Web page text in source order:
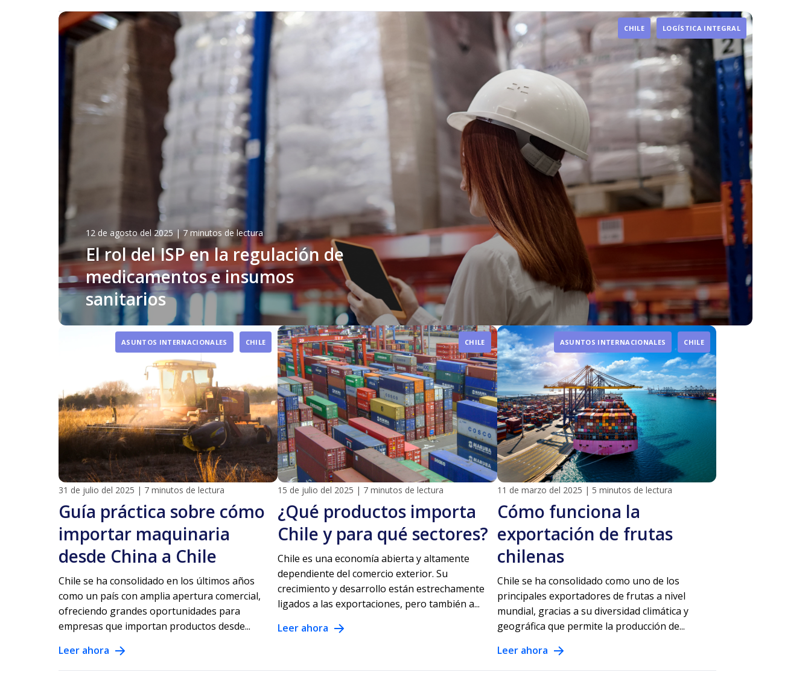
CHILE LOGÍSTICA INTEGRAL
12 de agosto del 2025 | 7 minutos de lectura
El rol del ISP en la regulación de
medicamentos e insumos
sanitarios
ASUNTOS INTERNACIONALES CHILE
31 de julio del 2025 | 7 minutos de lectura
Guía práctica sobre cómo
importar maquinaria
desde China a Chile
Chile se ha consolidado en los últimos años
como un país con amplia apertura comercial,
ofreciendo grandes oportunidades para
empresas que importan productos desde...
Leer ahora
CHILE
15 de julio del 2025 | 7 minutos de lectura
¿Qué productos importa
Chile y para qué sectores?
Chile es una economía abierta y altamente
dependiente del comercio exterior. Su
crecimiento y desarrollo están estrechamente
ligados a las exportaciones, pero también a...
Leer ahora
ASUNTOS INTERNACIONALES CHILE
11 de marzo del 2025 | 5 minutos de lectura
Cómo funciona la
exportación de frutas
chilenas
Chile se ha consolidado como uno de los
principales exportadores de frutas a nivel
mundial, gracias a su diversidad climática y
geográfica que permite la producción de...
Leer ahora